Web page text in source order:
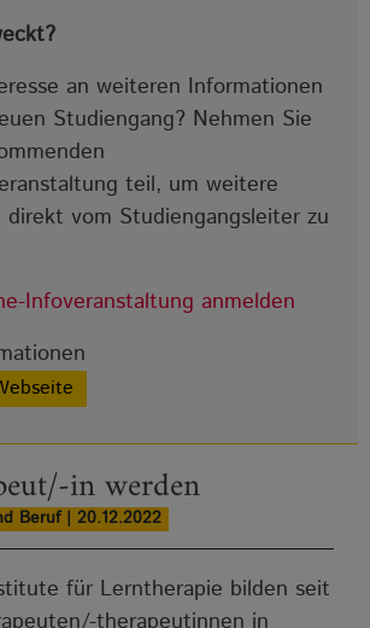
an weiteren Informationen
Studiengang? Nehmen Sie
teil, um weitere
vom Studiengangsleiter zu
Infoveranstaltung anmelden
in werden
Beruf | 20.12.2022
für Lerntherapie bilden seit
therapeutinnen in